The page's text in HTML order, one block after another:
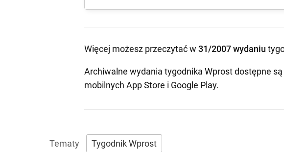
Więcej możesz przeczytać w 31/2007 wydaniu
Archiwalne wydania tygodnika Wprost dostępne
mobilnych App Store i Google Play.
Tygodnik Wprost